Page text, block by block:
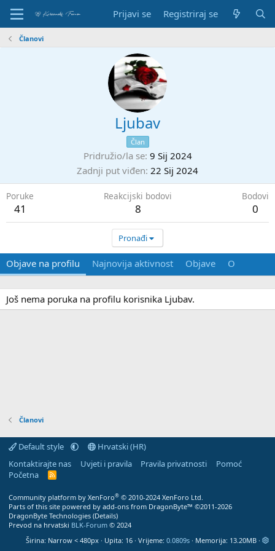
Prijavi se Registriraj se
Članovi
Ljubav
Član
Pridružio/la se 9 Sij 2024
Zadnji put viđen 22 Sij 2024
Poruke
41
Reakcijski bodovi
8
Bodovi
0
Pronađi
Objave na profilu Najnovija aktivnost Objave O
Još nema poruka na profilu korisnika Ljubav.
Članovi
Default style
Hrvatski (HR)
Kontaktirajte nas
Uvjeti i pravila Pravila privatnosti
Pomoć
Početna
R
Community platform by XenForo® © 2010-2024 XenForo Ltd.
Parts of this site powered by add-ons from DragonByte™ ©2011-2026
DragonByte Technologies (Details)
Prevod na hrvatski BLK-Forum © 2024
Širina
Upita 16 Vrijeme 0.0809s Memorija 13.20MB